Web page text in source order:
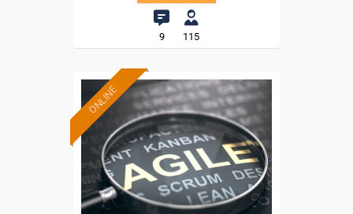
9 115
ONLINE
Formación 100%
subvencionada.
Para desempleados,
trabajadores y autónomos.